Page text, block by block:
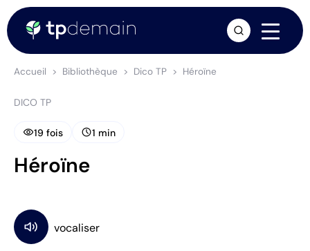
Accueil Bibliothèque Dico TP Héroïne
DICO TP
visibility19 fois schedule1 min
Héroïne
arrow_forward